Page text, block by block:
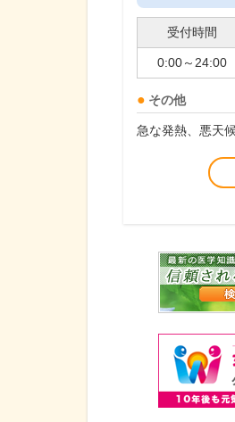
受付時間
0:00～24:00
その他
急な発熱、悪天